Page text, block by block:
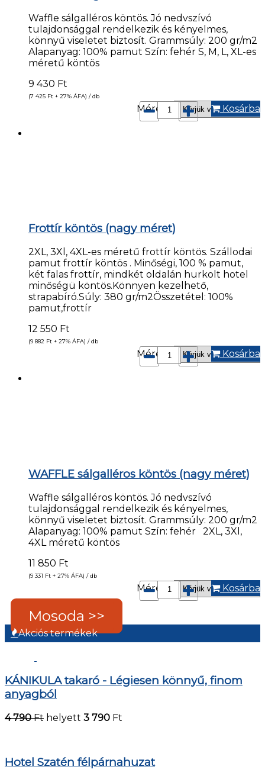
Waffle sálgalléros köntös. Jó nedvszívó
tulajdonsággal rendelkezik és kényelmes,
könnyű viseletet biztosít. Grammsúly: 200 gr/m2
Alapanyag: 100% pamut Szín: fehér S, M, L, XL-es
méretű köntös
9 430 Ft
(7 425 Ft + 27% ÁFA) / db
Méret*: Kosárba
Frottír köntös (nagy méret)
2XL, 3Xl, 4XL-es méretű frottír köntös. Szállodai
pamut frottír köntös . Minőségi, 100 % pamut,
két falas frottír, mindkét oldalán hurkolt hotel
minőségü köntös.Könnyen kezelhető,
strapabíró.Súly: 380 gr/m2Összetétel: 100%
pamut,frottír
12 550 Ft
(9 882 Ft + 27% ÁFA) / db
Méret*: Kosárba
WAFFLE sálgalléros köntös (nagy méret)
Waffle sálgalléros köntös. Jó nedvszívó
tulajdonsággal rendelkezik és kényelmes,
könnyű viseletet biztosít. Grammsúly: 200 gr/m2
Alapanyag: 100% pamut Szín: fehér 2XL, 3Xl,
4XL méretű köntös
11 850 Ft
(9 331 Ft + 27% ÁFA) / db
Méret*: Kosárba
Mosoda >>
Akciós termékek
KÁNIKULA takaró - Légiesen könnyű, finom
anyagból
4 790 Ft helyett 3 790 Ft
Hotel Szatén félpárnahuzat